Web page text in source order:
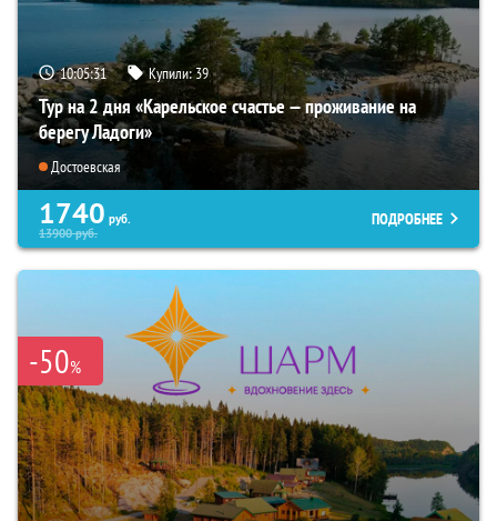
10:05:30 Купили:39
Тур на 2 дня «Карельское счастье — проживание на
берегу Ладоги»
Достоевская
1740 руб.
13900руб.
ПОДРОБНЕЕ
-50%